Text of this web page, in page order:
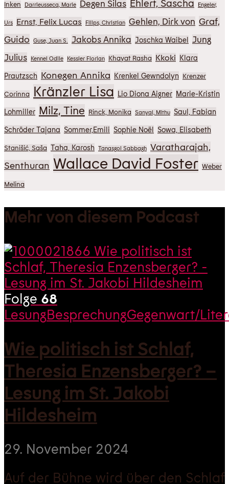
Inken Darrieussecq, Marie Degen Silas Ehlert, Sascha Engeler,
Urs Ernst, Felix Lucas Filips, Christian Gehlen, Dirk von Graf,
Guido
Guse, Juan S. Jakobs Annika Joschka Waibel
Jung
Julius
Kennel Odile Kessler Florian Khayat Rasha Kkoki
Klara
Prautzsch Konegen Annika Krenkel Gewndolyn Krenzer
Corinna Kränzler Lisa Lio Diona Aigner Marie-Kristin
Lohmiller Milz, Tine Rinck, Monika Sanyal, Mithu
Saul, Fabian
Schröder Tajana Sommer,Emili Sophie Noël Sowa, Elisabeth
Stanišić, Saša Taha, Karosh Tanasgol Sabbagh Varatharajah,
Senthuran Wallace David Foster Weber
Melina
Mehr von diesem Podcast
Folge 68
LesungBesprechungGegenwart/
Wie politisch ist Schlaf,
Theresia Enzensberger? –
Lesung im St. Jakobi
Hildesheim
29. November 2024
Auf der Bühne wird über den Schlaf